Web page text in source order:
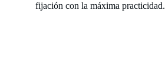
fijación con la máxima practicidad.